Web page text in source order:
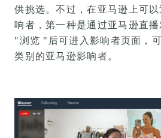
供挑选。不过，在亚马逊上可
响者，第一种是通过亚马逊直
"浏览 "后可进入影响者页面，
类别的亚马逊影响者。